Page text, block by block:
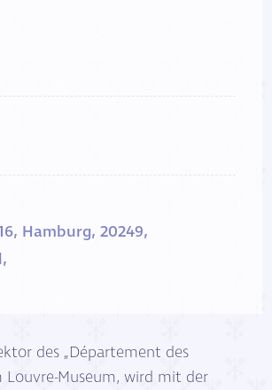
Hamburg, 20249,
des „Département des
Louvre-Museum, wird mit der